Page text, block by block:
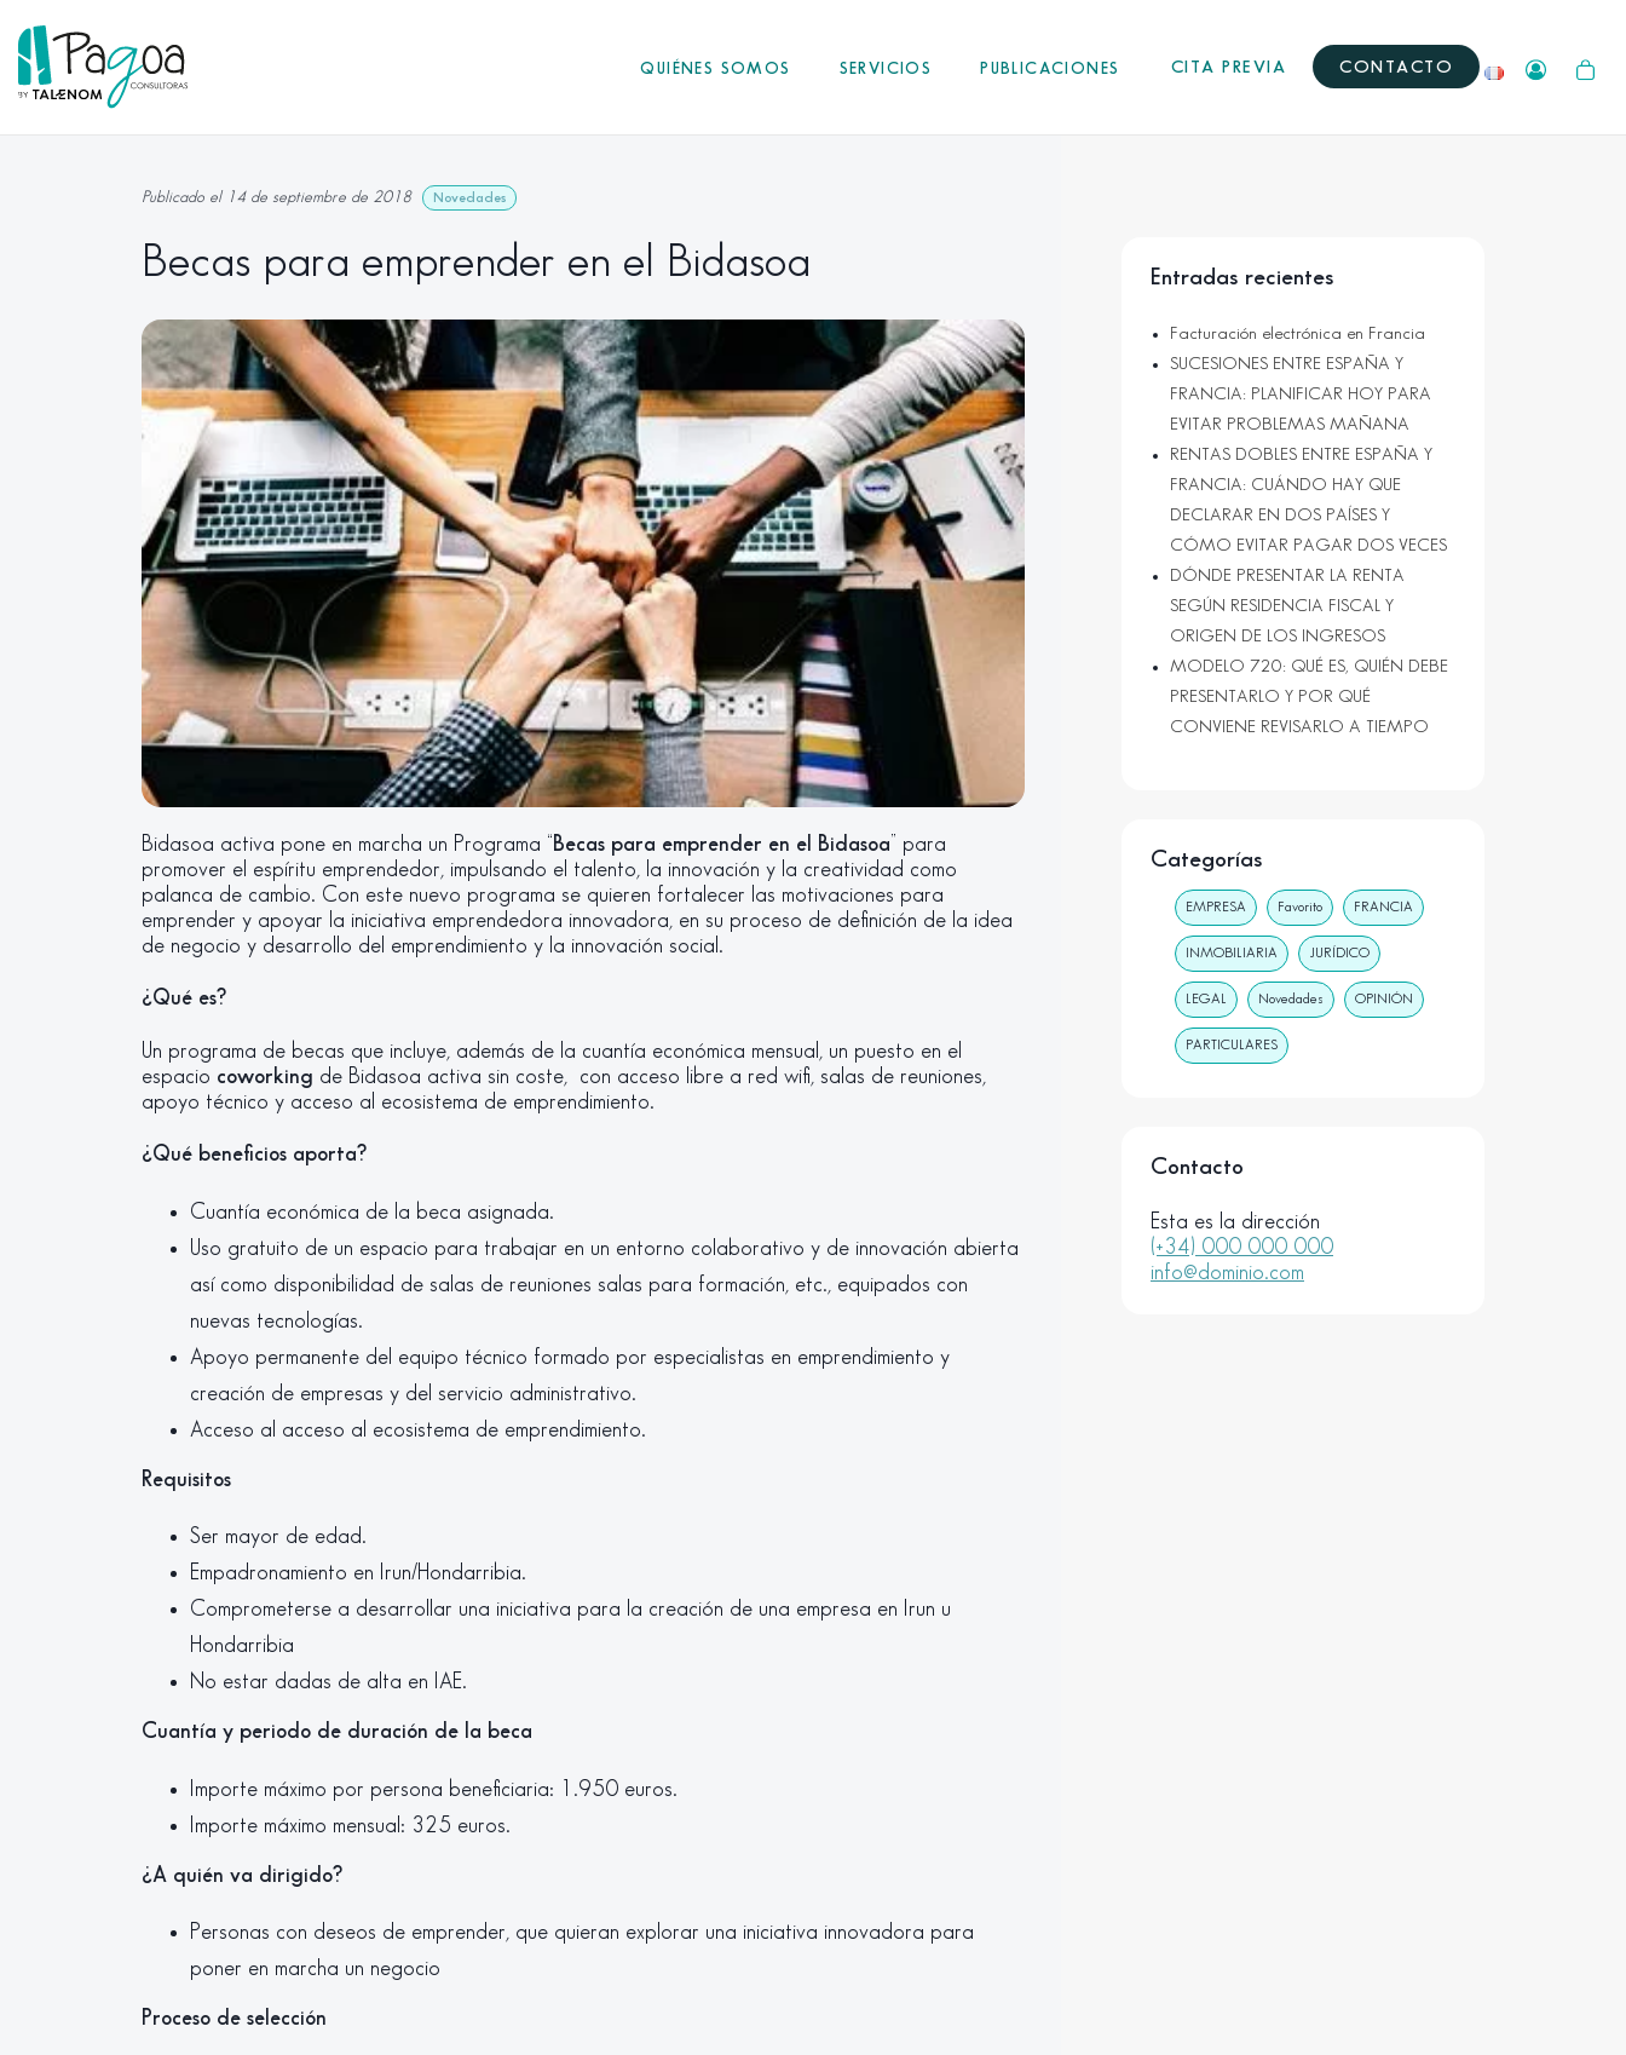
QUIÉNES SOMOS SERVICIOS PUBLICACIONES CITA PREVIA CONTACTO
Publicado el 14 de septiembre de 2018 Novedades
Becas para emprender en el Bidasoa
Bidasoa activa pone en marcha un Programa “Becas para emprender en el Bidasoa” para
promover el espíritu emprendedor, impulsando el talento, la innovación y la creatividad como
palanca de cambio. Con este nuevo programa se quieren fortalecer las motivaciones para
emprender y apoyar la iniciativa emprendedora innovadora, en su proceso de definición de la idea
de negocio y desarrollo del emprendimiento y la innovación social.
¿Qué es?
Un programa de becas que incluye, además de la cuantía económica mensual, un puesto en el
espacio coworking de Bidasoa activa sin coste, con acceso libre a red wifi, salas de reuniones,
apoyo técnico y acceso al ecosistema de emprendimiento.
¿Qué beneficios aporta?
Cuantía económica de la beca asignada.
Uso gratuito de un espacio para trabajar en un entorno colaborativo y de innovación abierta
así como disponibilidad de salas de reuniones salas para formación, etc., equipados con
nuevas tecnologías.
Apoyo permanente del equipo técnico formado por especialistas en emprendimiento y
creación de empresas y del servicio administrativo.
Acceso al acceso al ecosistema de emprendimiento.
Requisitos
Ser mayor de edad.
Empadronamiento en Irun/Hondarribia.
Comprometerse a desarrollar una iniciativa para la creación de una empresa en Irun u
Hondarribia
No estar dadas de alta en IAE.
Cuantía y periodo de duración de la beca
Importe máximo por persona beneficiaria: 1.950 euros.
Importe máximo mensual: 325 euros.
¿A quién va dirigido?
Personas con deseos de emprender, que quieran explorar una iniciativa innovadora para
poner en marcha un negocio
Proceso de selección
Entradas recientes
Facturación electrónica en Francia
SUCESIONES ENTRE ESPAÑA Y
FRANCIA: PLANIFICAR HOY PARA
EVITAR PROBLEMAS MAÑANA
RENTAS DOBLES ENTRE ESPAÑA Y
FRANCIA: CUÁNDO HAY QUE
DECLARAR EN DOS PAÍSES Y
CÓMO EVITAR PAGAR DOS VECES
DÓNDE PRESENTAR LA RENTA
SEGÚN RESIDENCIA FISCAL Y
ORIGEN DE LOS INGRESOS
MODELO 720: QUÉ ES, QUIÉN DEBE
PRESENTARLO Y POR QUÉ
CONVIENE REVISARLO A TIEMPO
Categorías
EMPRESA Favorito FRANCIA
INMOBILIARIA JURÍDICO
LEGAL Novedades OPINIÓN
PARTICULARES
Contacto
Esta es la dirección
(+34) 000 000 000
info@dominio.com